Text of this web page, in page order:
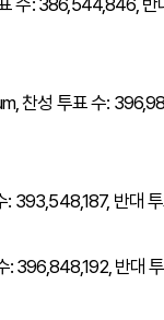
수: 386,544,846, 반
찬성 투표 수:
: 393,548,187, 반대
: 396,848,192, 반대